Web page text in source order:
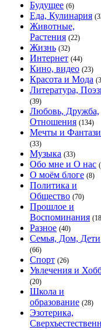
Будущее (6)
Еда, Кулинария
Животные,
Растения (22)
Жизнь (32)
Интернет (44)
Кино, видео (23)
Красота и Мода
Литература,
(39)
Любовь, Дружба,
Отношения (134)
Мечты и
(33)
Музыка (33)
Обо мне и О нас
О моём блоге (8)
Политика и
Общество (70)
Прошлое и
Воспоминания
Разное (40)
Семья, Дом, Дети
(66)
Спорт (26)
Увлечения и
(20)
Школа и
образование (28)
Эзотерика,